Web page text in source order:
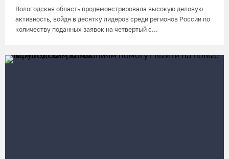
Вологодская область продемонстрировала высокую деловую
активность, войдя в десятку лидеров среди регионов России по
количеству поданных заявок на четвертый с...